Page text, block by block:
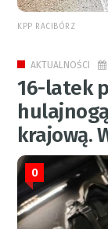
KPP RACIBÓRZ
AKTUALNOŚCI
16-latek
krajową.
0